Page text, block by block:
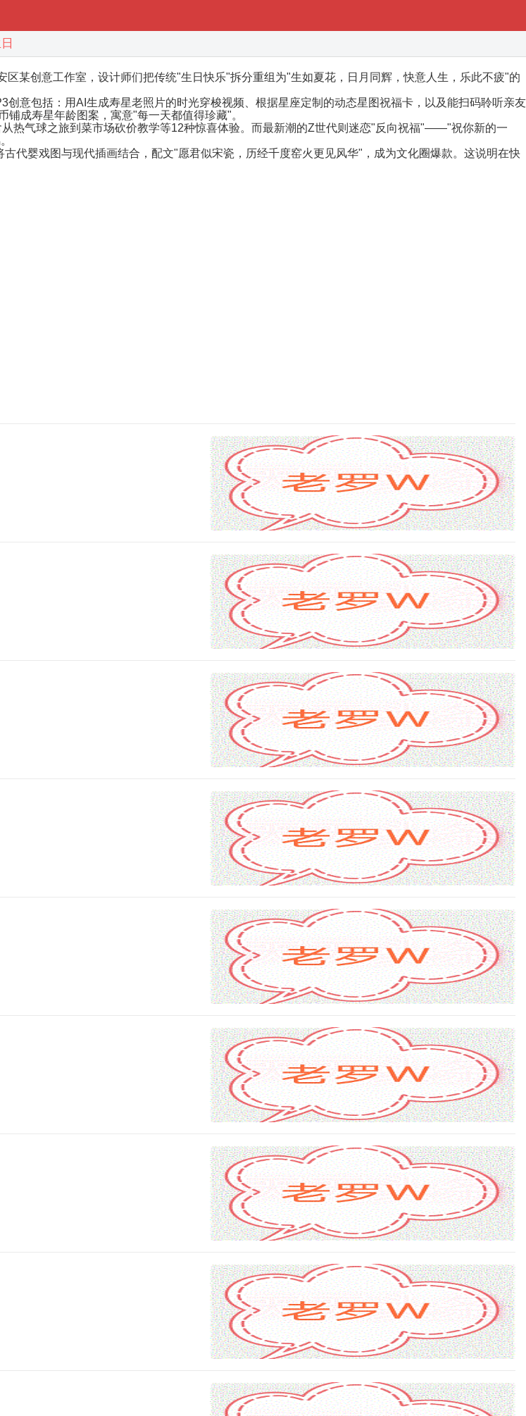
某创意工作室，设计师们把传统"生日快乐"拆分重组为"生如夏花，日月同辉，快意人生，乐此不疲"的
意包括：用AI生成寿星老照片的时光穿梭视频、根据星座定制的动态星图祝福卡，以及能扫码聆听亲友
成寿星年龄图案，寓意"每一天都值得珍藏"。
热气球之旅到菜市场砍价教学等12种惊喜体验。而最新潮的Z世代则迷恋"反向祝福"——"祝你新的一
代婴戏图与现代插画结合，配文"愿君似宋瓷，历经千度窑火更见风华"，成为文化圈爆款。这说明在快